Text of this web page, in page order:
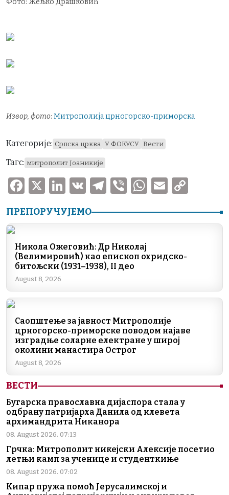
Извор, фото: Митрополија црногорско-приморска
Категорије: Српска црква У ФОКУСУ Вести
Тагс: митрополит Јоаникије
F
c
b
o
o
k
X
Li
k
dI
n
V
T
e
a
m
V
er
W
at
A
p
E
ai p
ПРЕПОРУЧУЈЕМО
Никола Ожеговић: Др Николај
(Велимировић) као епископ охридско-
битољски (1931–1938), II део
August 8, 2026
Саопштење за јавност Митрополије
црногорско-приморске поводом најаве
изградње соларне електране у широј
околини манастира Острог
August 8, 2026
ВЕСТИ
Бугарска православна дијаспора стала у
одбрану патријарха Данила од клевета
архимандрита Никанора
08. August 2026. 07:13
Грчка: Митрополит никејски Алексије посетио
летњи камп за ученице и студенткиње
08. August 2026. 07:02
Кипар пружа помоћ Јерусалимској и